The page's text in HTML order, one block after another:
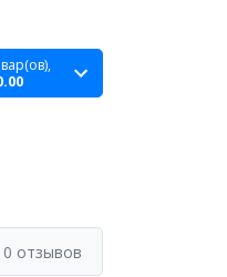
0 отзывов